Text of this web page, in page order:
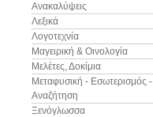
Ανακαλύψεις
Λεξικά
Λογοτεχνία
Μαγειρική & Οινολογία
Μελέτες, Δοκίμια
Μεταφυσική - Εσωτερισμός -
Αναζήτηση
Ξενόγλωσσα